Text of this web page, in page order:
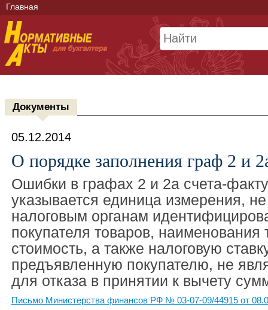
Главная
Документы
05.12.2014
О порядке заполнения граф 2 и
Ошибки в графах 2 и 2а счета-
указывается единица измерения,
налоговым органам
покупателя товаров, наименования
стоимость, а также налоговую
предъявленную покупателю, не
для отказа в принятии к вычету
Письмо Министерства финансов РФ № 03-07-09/44915 от